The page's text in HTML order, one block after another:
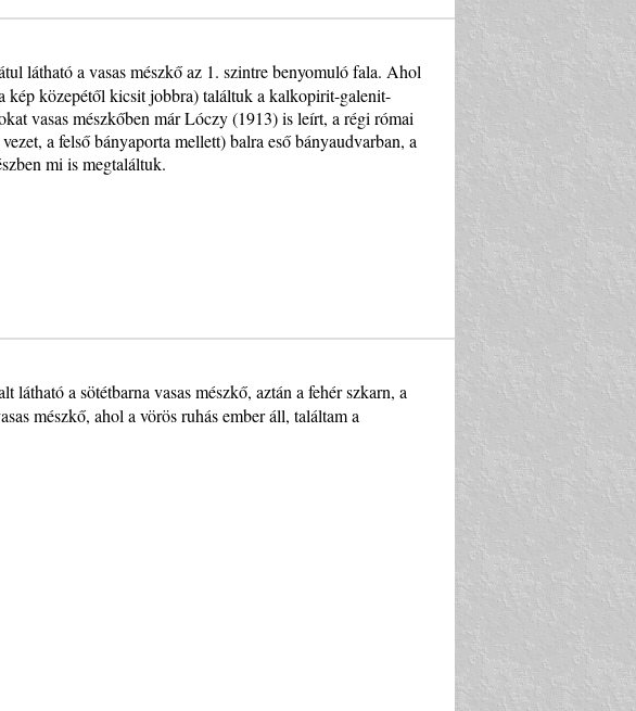
látható a vasas mészkő az 1. szintre benyomuló fala. Ahol
kép közepétől kicsit jobbra) találtuk a kalkopirit-galenit-
vasas mészkőben már Lóczy (1913) is leírt, a régi római
a felső bányaporta mellett) balra eső bányaudvarban, a
mi is megtaláltuk.
látható a sötétbarna vasas mészkő, aztán a fehér szkarn, a
mészkő, ahol a vörös ruhás ember áll, találtam a